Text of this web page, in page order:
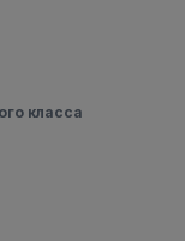
класса